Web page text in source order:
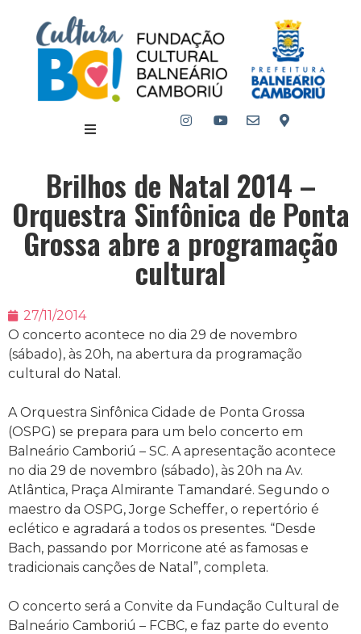
Brilhos de Natal 2014 –
Orquestra Sinfônica de Ponta
Grossa abre a programação
cultural
27/11/2014
O concerto acontece no dia 29 de novembro
(sábado), às 20h, na abertura da programação
cultural do Natal.
A Orquestra Sinfônica Cidade de Ponta Grossa
(OSPG) se prepara para um belo concerto em
Balneário Camboriú – SC. A apresentação acontece
no dia 29 de novembro (sábado), às 20h na Av.
Atlântica, Praça Almirante Tamandaré. Segundo o
maestro da OSPG, Jorge Scheffer, o repertório é
eclético e agradará a todos os presentes. “Desde
Bach, passando por Morricone até as famosas e
tradicionais canções de Natal”, completa.
O concerto será a Convite da Fundação Cultural de
Balneário Camboriú – FCBC, e faz parte do evento